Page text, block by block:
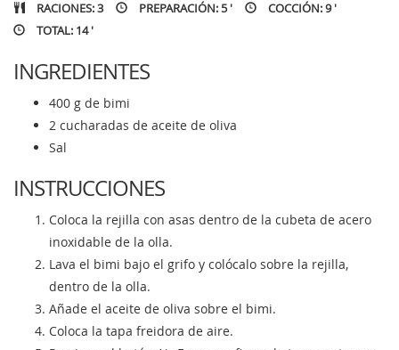
RACIONES: 3 PREPARACIÓN: 5 '
COCCIÓN: 9 '
TOTAL: 14 '
INGREDIENTES
400 g de bimi
2 cucharadas de aceite de oliva
Sal
INSTRUCCIONES
Coloca la rejilla con asas dentro de la cubeta de acero
inoxidable de la olla.
Lava el bimi bajo el grifo y colócalo sobre la rejilla,
dentro de la olla.
Añade el aceite de oliva sobre el bimi.
Coloca la tapa freidora de aire.